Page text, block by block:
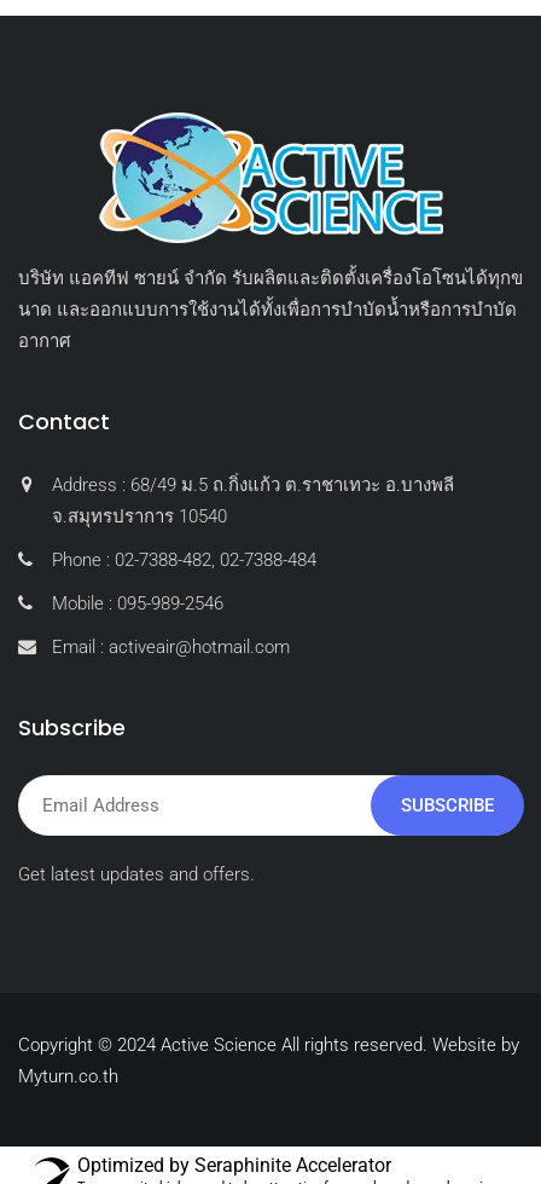
บริษัท แอคทีฟ ซายน์ จำกัด รับผลิตและติดตั้งเครื่องโอโซนได้ทุกข
นาด และออกแบบการใช้งานได้ทั้งเพื่อการบำบัดน้ำหรือการบำบัด
อากาศ
Contact
Address : 68/49 ม.5 ถ.กิ่งแก้ว ต.ราชาเทวะ อ.บางพลี
จ.สมุทรปราการ 10540
Phone : 02-7388-482, 02-7388-484
Mobile : 095-989-2546
Email : activeair@hotmail.com
Subscribe
SUBSCRIBE
Get latest updates and offers.
Copyright © 2024 Active Science All rights reserved. Website by
Myturn.co.th
Optimized by Seraphinite Accelerator